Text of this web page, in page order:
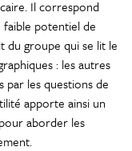
Il correspond
faible potentiel de
du groupe qui se lit le
: les autres
les questions de
apporte ainsi un
aborder les